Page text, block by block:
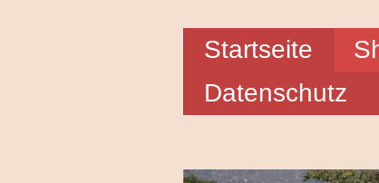
Startseite
Datenschutz